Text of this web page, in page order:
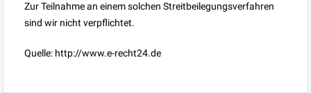
Zur Teilnahme an einem solchen Streitbeilegungsverfahren
sind wir nicht verpflichtet.
Quelle: http://www.e-recht24.de